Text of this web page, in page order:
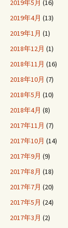
2019年5月 (16)
2019年4月 (13)
2019年1月 (1)
2018年12月 (1)
2018年11月 (16)
2018年10月 (7)
2018年5月 (10)
2018年4月 (8)
2017年11月 (7)
2017年10月 (14)
2017年9月 (9)
2017年8月 (18)
2017年7月 (20)
2017年5月 (24)
2017年3月 (2)